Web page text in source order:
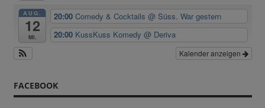
AUG.
12
Mi.
20:00Comedy & Cocktails@ Süss. War gestern
20:00 KussKuss Komedy@ Deriva
Kalender anzeigen
FACEBOOK